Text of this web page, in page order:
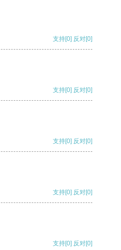
支持[0] 反对[0]
支持[0] 反对[0]
支持[0] 反对[0]
支持[0] 反对[0]
支持[0] 反对[0]